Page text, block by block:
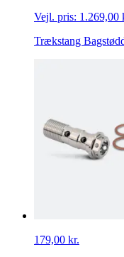
Vejl. pris: 1.269,00
Trækstang
179,00 kr.